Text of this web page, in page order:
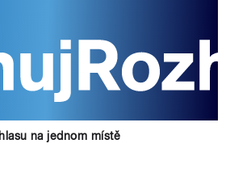
na jednom místě